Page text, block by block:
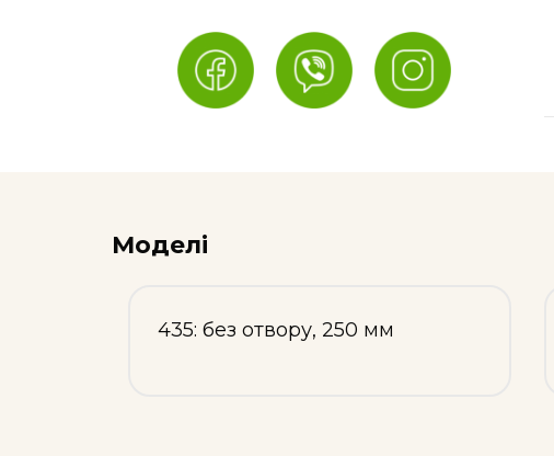
Моделі
435: без отвору, 250 мм